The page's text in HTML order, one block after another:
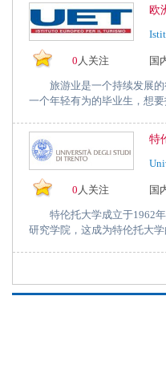
欧
0 人关注 国
旅游业是一个持续发展的
一个年轻有为的毕业生，想
特
0 人关注 国
特伦托大学成立于1962年
研究学院，这成为特伦托大